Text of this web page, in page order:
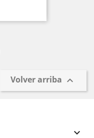
Volver arriba 
